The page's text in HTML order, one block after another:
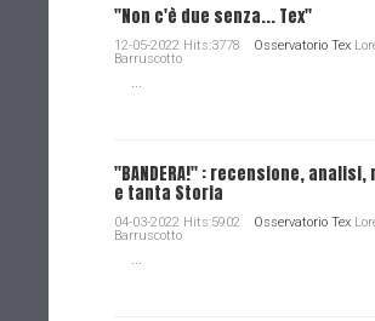
"Non c'è due senza... Tex"
12-05-2022 Hits:3778 Osservatorio Tex
Barruscotto
...
"BANDERA!" : recensione,
e tanta Storia
04-03-2022 Hits:5902 Osservatorio Tex
Barruscotto
...